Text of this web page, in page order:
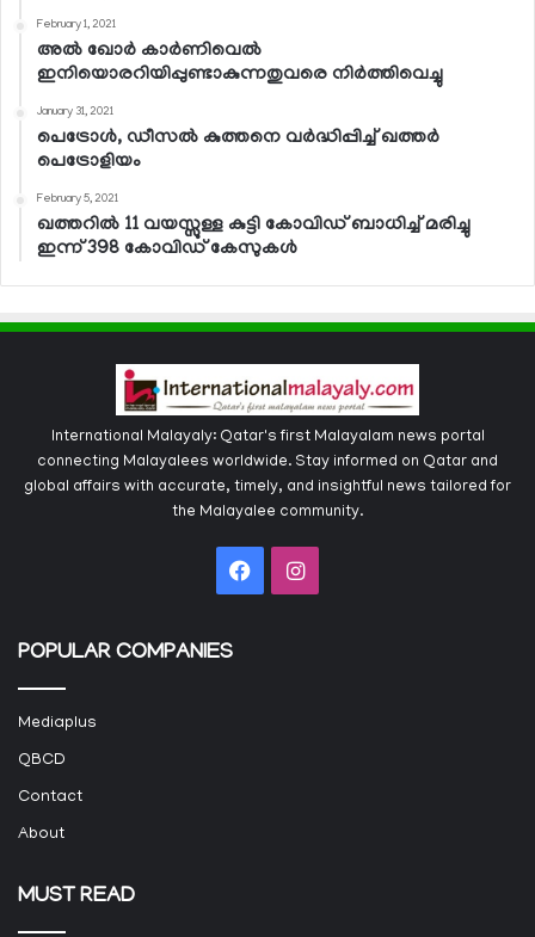
February 1, 2021
അല്‍ ഖോര്‍ കാര്‍ണിവെല്‍
ഇനിയൊരറിയിപ്പുണ്ടാകുന്നതുവരെ നിര്‍ത്തിവെച്ചു
January 31, 2021
പെട്രോള്‍, ഡീസല്‍ കുത്തനെ വര്‍ദ്ധിപ്പിച്ച് ഖത്തര്‍
പെട്രോളിയം
February 5, 2021
ഖത്തറില്‍ 11 വയസ്സുള്ള കുട്ടി കോവിഡ് ബാധിച്ച് മരിച്ചു
ഇന്ന് 398 കോവിഡ് കേസുകള്‍
International Malayaly: Qatar's first Malayalam news portal
connecting Malayalees worldwide. Stay informed on Qatar and
global affairs with accurate, timely, and insightful news tailored for
the Malayalee community.
FacebookInstagram
POPULAR COMPANIES
Mediaplus
QBCD
Contact
About
MUST READ